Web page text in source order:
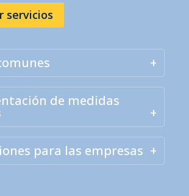
servicios
de medidas
para las empresas